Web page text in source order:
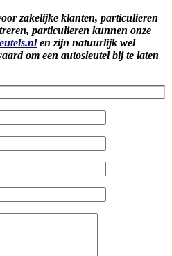
zakelijke klanten, particulieren
particulieren kunnen onze
en zijn natuurlijk wel
om een autosleutel bij te laten